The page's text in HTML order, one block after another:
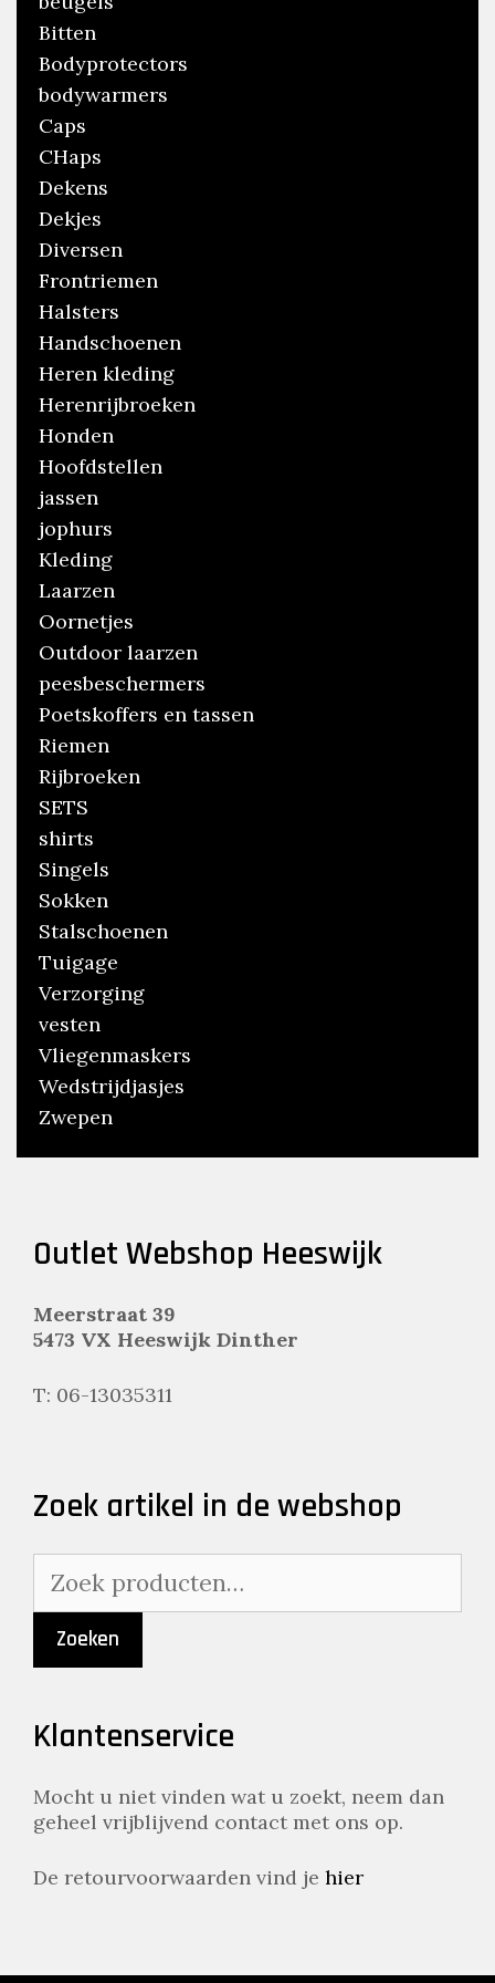
Bitten
Bodyprotectors
bodywarmers
Caps
CHaps
Dekens
Dekjes
Diversen
Frontriemen
Halsters
Handschoenen
Heren kleding
Herenrijbroeken
Honden
Hoofdstellen
jassen
jophurs
Kleding
Laarzen
Oornetjes
Outdoor laarzen
peesbeschermers
Poetskoffers en tassen
Riemen
Rijbroeken
SETS
shirts
Singels
Sokken
Stalschoenen
Tuigage
Verzorging
vesten
Vliegenmaskers
Wedstrijdjasjes
Zwepen
Outlet Webshop Heeswijk
Meerstraat 39
5473 VX Heeswijk Dinther
T: 06-13035311
Zoek artikel in de webshop
naar:
Zoeken
Klantenservice
Mocht u niet vinden wat u zoekt, neem dan
geheel vrijblijvend contact met ons op.
De retourvoorwaarden vind je hier